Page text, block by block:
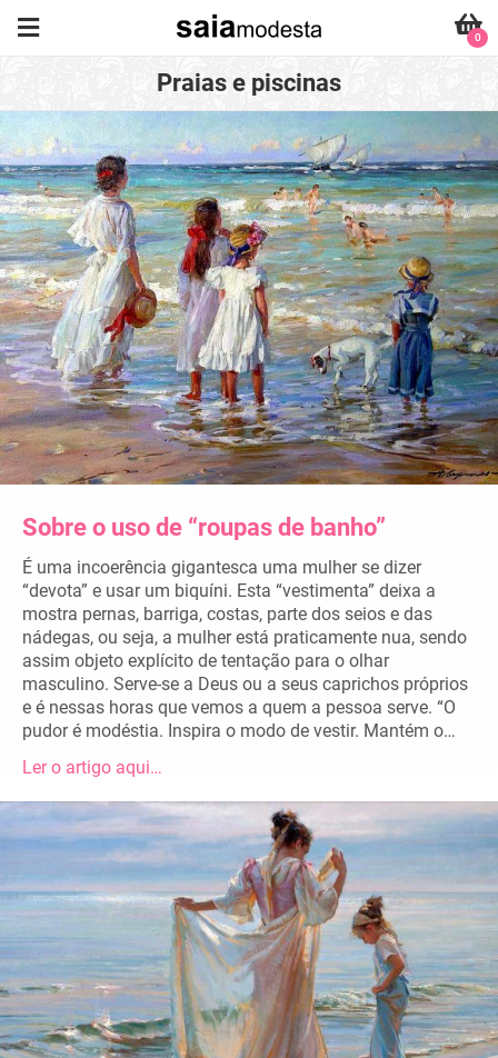
0
Praias e piscinas
Sobre o uso de “roupas de banho”
É uma incoerência gigantesca uma mulher se dizer
“devota” e usar um biquíni. Esta “vestimenta” deixa a
mostra pernas, barriga, costas, parte dos seios e das
nádegas, ou seja, a mulher está praticamente nua, sendo
assim objeto explícito de tentação para o olhar
masculino. Serve-se a Deus ou a seus caprichos próprios
e é nessas horas que vemos a quem a pessoa serve. “O
pudor é modéstia. Inspira o modo de vestir. Mantém o…
Ler o artigo aqui…